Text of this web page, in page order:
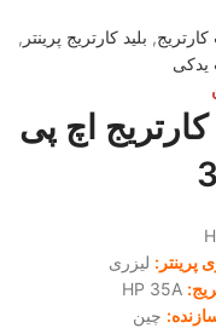
, بلید کارتریج پرینتر ,
یدکی
کارتریج اچ پی
پرینتر: لیزری
چین